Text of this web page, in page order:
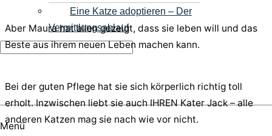
Eine Katze adoptieren – Der
Vermittlungsablauf
Menü
Aber Maura hat allen gezeigt, dass sie leben will und das
Beste aus ihrem neuen Leben machen kann.
Bei der guten Pflege hat sie sich körperlich richtig toll
erholt. Inzwischen liebt sie auch IHREN Kater Jack – alle
anderen Katzen mag sie nach wie vor nicht.